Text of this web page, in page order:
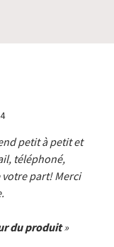
petit à petit et
téléphoné,
votre part! Merci
du produit